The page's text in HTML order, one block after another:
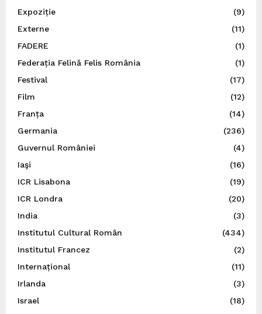
Expoziție
(9)
Externe
(11)
FADERE
(1)
Federația Felină Felis România
(1)
Festival
(17)
Film
(12)
Franța
(14)
Germania
(236)
Guvernul României
(4)
Iaşi
(16)
ICR Lisabona
(19)
ICR Londra
(20)
India
(3)
Institutul Cultural Român
(434)
Institutul Francez
(2)
Internațional
(11)
Irlanda
(3)
Israel
(18)